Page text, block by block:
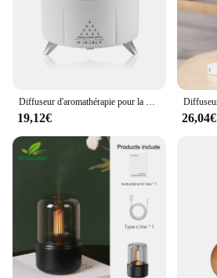
19,12€ 26,04€